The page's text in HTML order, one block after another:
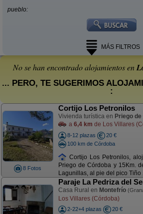
pueblo:
MÁS FILTROS
No se han encontrado alojamientos en
... PERO, TE SUGERIMOS
:
8 Fotos
Cortijo Los Petronilos
Vivienda turística en Priego
a 6,4 km de Los Villares
8-12 plazas
20 €
100 km de Córdoba
Cortijo Los Petronilos,
Priego de Córdoba y 15Km.
Lagunillas, al pie del pico Tiño
Paraje La Pedriza del
Casa Rural en Montefrío
Los Villares (Córdoba)
2-22+4 plazas
20 €